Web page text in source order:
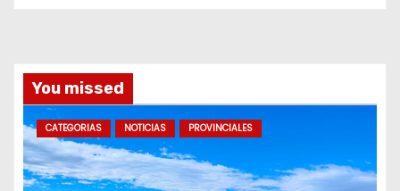
You missed
CATEGORIAS NOTICIAS PROVINCIALES